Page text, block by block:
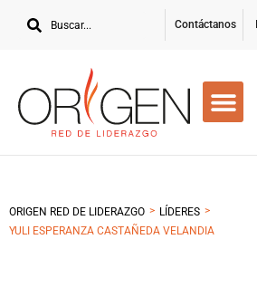
Contáctanos
ORIGEN RED DE LIDERAZGO > LÍDERES >
YULI ESPERANZA CASTAÑEDA VELANDIA